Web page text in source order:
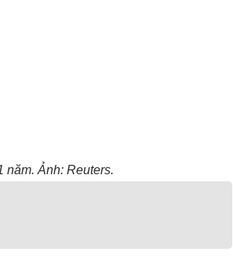
năm. Ảnh: Reuters.